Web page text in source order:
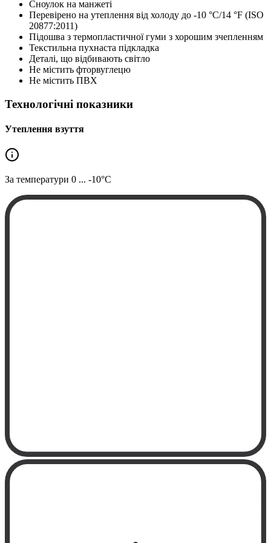
Сноулок на манжеті
Перевірено на утеплення від холоду до -10 °C/14 °F (ISO
20877:2011)
Підошва з термопластичної гуми з хорошим зчепленням
Текстильна пухнаста підкладка
Деталі, що відбивають світло
Не містить фторвуглецю
Не містить ПВХ
Технологічні показники
Утеплення взуття
За температури 0 ... -10°C